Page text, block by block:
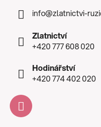
info@zlatnictvi-
Zlatnictví
+420 777 608 020
Hodinářství
+420 774 402 020